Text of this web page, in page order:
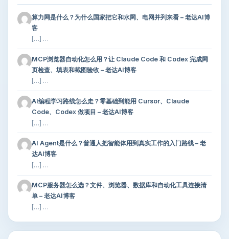
算力网是什么？为什么国家把它和水网、电网并列来看 – 老达AI博
客
[…] …
MCP浏览器自动化怎么用？让 Claude Code 和 Codex 完成网
页检查、填表和截图验收 – 老达AI博客
[…] …
AI编程学习路线怎么走？零基础到能用 Cursor、Claude
Code、Codex 做项目 – 老达AI博客
[…] …
AI Agent是什么？普通人把智能体用到真实工作的入门路线 – 老
达AI博客
[…] …
MCP服务器怎么选？文件、浏览器、数据库和自动化工具连接清
单 – 老达AI博客
[…] …